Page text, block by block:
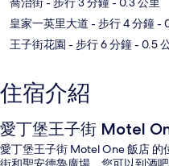
皇家一英里大道 - 步行 4 分鐘-
王子街花園 - 步行 6 分鐘- 0.5
住宿介紹
愛丁堡王子街 Motel
愛丁堡王子街 Motel One 飯店 的